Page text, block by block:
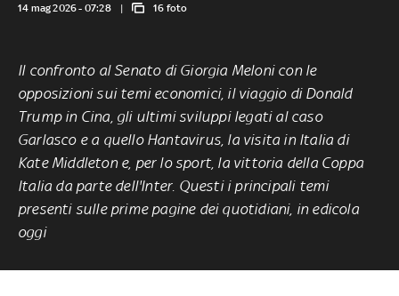
14 mag 2026 - 07:28 16 foto
Il confronto al Senato di Giorgia Meloni con le
opposizioni sui temi economici, il viaggio di Donald
Trump in Cina, gli ultimi sviluppi legati al caso
Garlasco e a quello Hantavirus, la visita in Italia di
Kate Middleton e, per lo sport, la vittoria della Coppa
Italia da parte dell'Inter. Questi i principali temi
presenti sulle prime pagine dei quotidiani, in edicola
oggi